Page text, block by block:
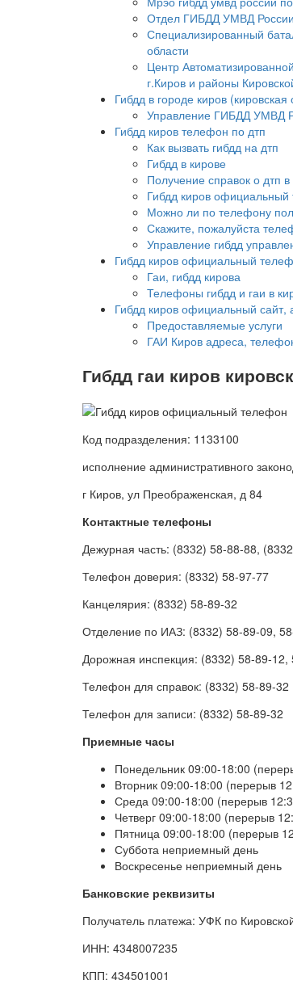
Отдел ГИБДД УМВД
Специализированный
области
Центр
г.Киров и районы
Гибдд в городе киров
Управление ГИБДД УМВД
Гибдд киров телефон по дтп
Как вызвать гибдд на дтп
Гибдд в кирове
Получение справок о дтп в
Гибдд киров
Можно ли по телефону
Скажите, пожалуйста
Управление гибдд
Гибдд киров официальный
Гаи, гибдд кирова
Телефоны гибдд и гаи в
Гибдд киров официальный
Предоставляемые услуги
ГАИ Киров адреса,
Гибдд гаи киров
Код подразделения: 1133100
исполнение административного
г Киров, ул Преображенская, д 84
Контактные телефоны
Дежурная часть: (8332) 58-88-88,
Телефон доверия: (8332) 58-97-77
Канцелярия: (8332) 58-89-32
Отделение по ИАЗ: (8332) 58-89-09,
Дорожная инспекция: (8332) 58-89-12,
Телефон для справок: (8332) 58-89-32
Телефон для записи: (8332) 58-89-32
Приемные часы
Понедельник 09:00-18:00
Вторник 09:00-18:00 (перерыв
Среда 09:00-18:00 (перерыв
Четверг 09:00-18:00 (перерыв
Пятница 09:00-18:00 (перерыв
Суббота неприемный день
Воскресенье неприемный день
Банковские реквизиты
Получатель платежа: УФК по
ИНН: 4348007235
КПП: 434501001